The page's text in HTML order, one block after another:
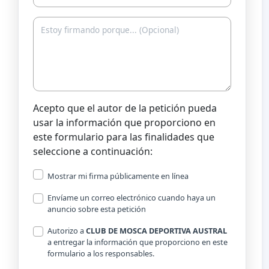
Acepto que el autor de la petición pueda
usar la información que proporciono en
este formulario para las finalidades que
seleccione a continuación:
Mostrar mi firma públicamente en línea
Envíame un correo electrónico cuando haya un
anuncio sobre esta petición
Autorizo aCLUB DE MOSCA DEPORTIVA AUSTRAL
a entregar la información que proporciono en este
formulario a los responsables.